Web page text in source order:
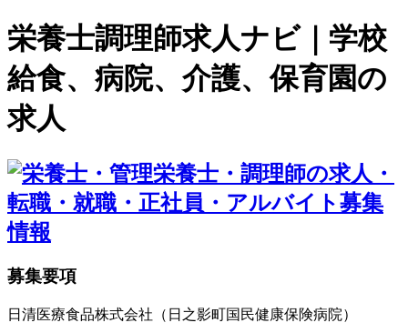
栄養士調理師求人ナビ｜学校
給食、病院、介護、保育園の
求人
募集要項
日清医療食品株式会社（日之影町国民健康保険病院）